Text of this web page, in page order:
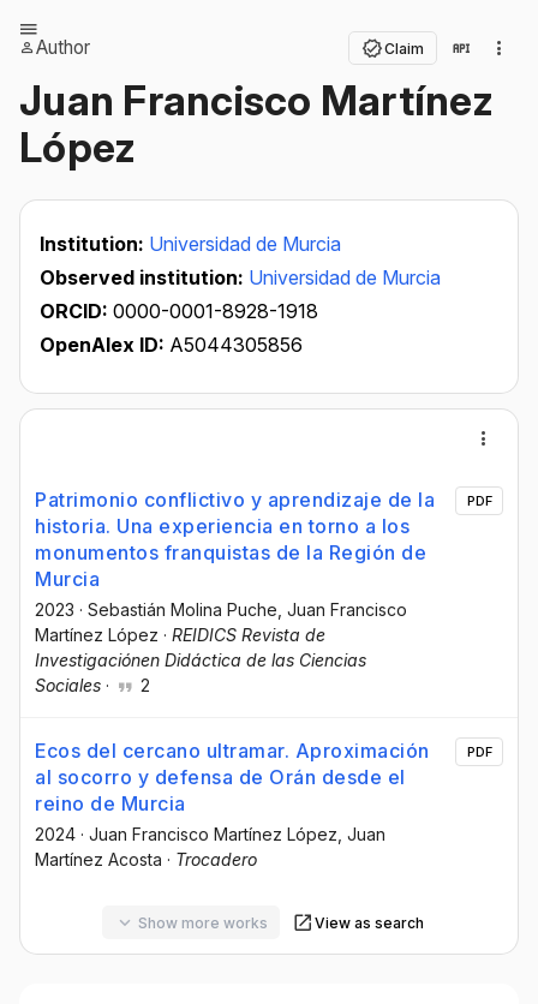
Author Claim
Juan Francisco Martínez
López
Institution: Universidad de Murcia
Observed institution: Universidad de Murcia
ORCID: 0000-0001-8928-1918
OpenAlex ID: A5044305856
Patrimonio conflictivo y aprendizaje de la
historia. Una experiencia en torno a los
monumentos franquistas de la Región de
Murcia
2023 · Sebastián Molina Puche , Juan Francisco
Martínez López · REIDICS Revista de
Investigaciónen Didáctica de las Ciencias
Sociales · 2
PDF
Ecos del cercano ultramar. Aproximación
al socorro y defensa de Orán desde el
reino de Murcia
2024 · Juan Francisco Martínez López , Juan
Martínez Acosta · Trocadero
PDF
Show more works View as search